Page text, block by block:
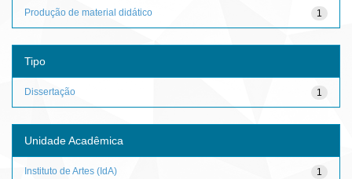
1
Produção de material didático
Tipo
1
Dissertação
Unidade Acadêmica
1
Instituto de Artes (IdA)